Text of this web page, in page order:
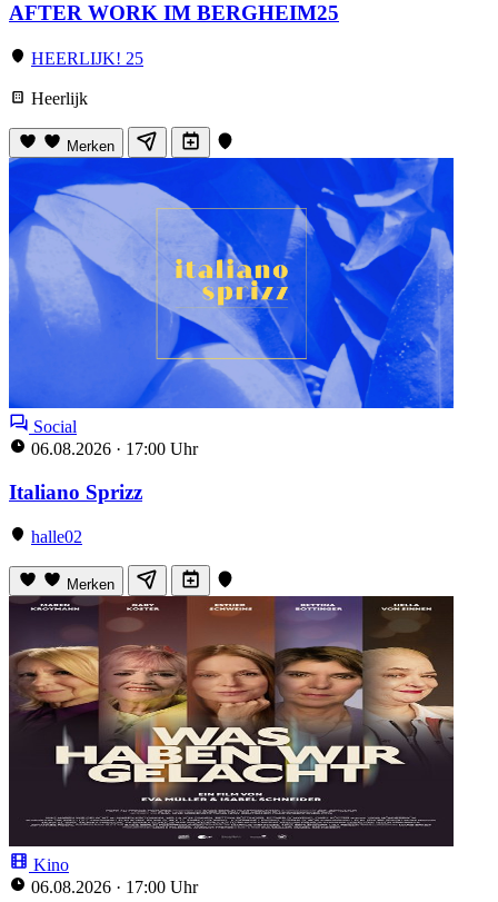
AFTER WORK IM BERGHEIM25
HEERLIJK! 25
Heerlijk
Merken
Social
06.08.2026 · 17:00 Uhr
Italiano Sprizz
halle02
Merken
Kino
06.08.2026 · 17:00 Uhr